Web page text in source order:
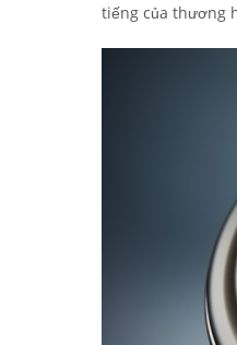
tiếng của thương